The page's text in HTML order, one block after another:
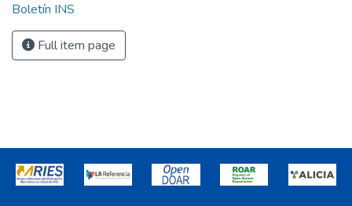
Boletín INS
Full item page